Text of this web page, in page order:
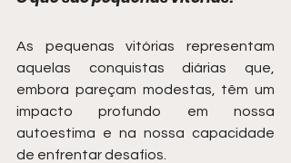
As pequenas vitórias representam
aquelas conquistas diárias que,
embora pareçam modestas, têm um
impacto profundo em nossa
autoestima e na nossa capacidade
de enfrentar desafios.